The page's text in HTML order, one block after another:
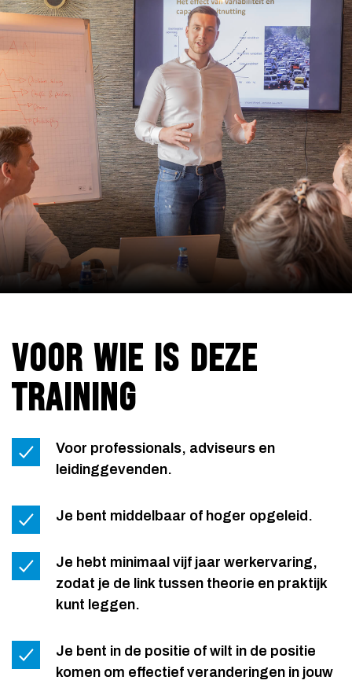
VOOR WIE IS DEZE
TRAINING
Voor professionals, adviseurs en
leidinggevenden.
Je bent middelbaar of hoger opgeleid.
Je hebt minimaal vijf jaar werkervaring,
zodat je de link tussen theorie en praktijk
kunt leggen.
Je bent in de positie of wilt in de positie
komen om effectief veranderingen in jouw